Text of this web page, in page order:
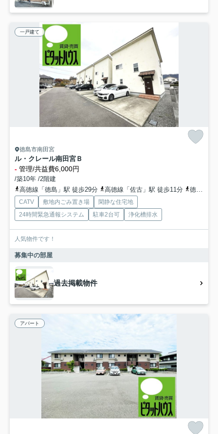
一戸建て
徳島市南田宮
ル・クレール南田宮Ｂ
- 管理/共益費6,000円
/築10年 /2階建
高徳線「徳島」駅 徒歩29分
高徳線「佐古」駅 徒歩11分 徳島線「蔵本」駅 徒歩31分
CATV 敷地内ごみ置き場
閑静な住宅地
24時間緊急通報システム
駐車2台可 浄化槽排水
人気物件です！
募集中の部屋
過去掲載物件
アパート